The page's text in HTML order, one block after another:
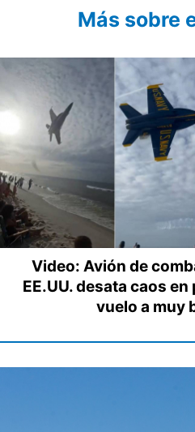
Más sobre
Video: Avión de
EE.UU. desata caos
vuelo a muy